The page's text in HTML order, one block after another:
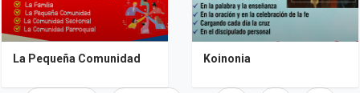
La Pequeña Comunidad Koinonia